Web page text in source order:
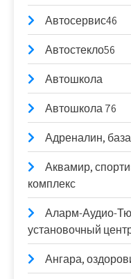
Автосервис46
Автостекло56
Автошкола
Автошкола 76
Адреналин,
Аквамир,
комплекс
Аларм-Аудио-
установочный
Ангара,